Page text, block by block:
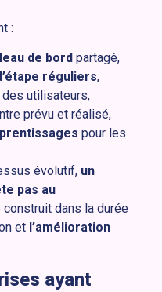
:
de bord partagé,
réguliers,
des utilisateurs,
prévu et réalisé,
pour les
évolutif, un
pas au
construit dans la durée
et l’amélioration
ayant